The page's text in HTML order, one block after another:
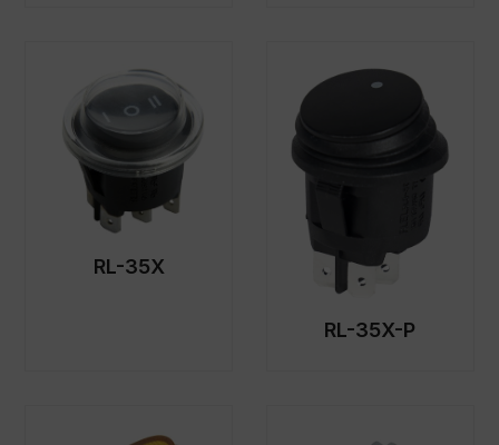
RL-35X
RL-35X-P